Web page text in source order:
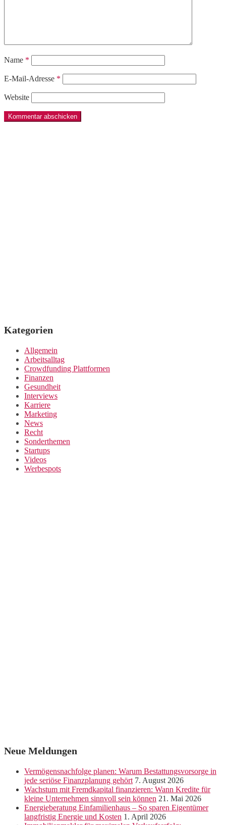
Name *
E-Mail-Adresse *
Website
Kategorien
Allgemein
Arbeitsalltag
Crowdfunding Plattformen
Finanzen
Gesundheit
Interviews
Karriere
Marketing
News
Recht
Sonderthemen
Startups
Videos
Werbespots
Neue Meldungen
Vermögensnachfolge planen: Warum Bestattungsvorsorge in
jede seriöse Finanzplanung gehört 7. August 2026
Wachstum mit Fremdkapital finanzieren: Wann Kredite für
kleine Unternehmen sinnvoll sein können 21. Mai 2026
Energieberatung Einfamilienhaus – So sparen Eigentümer
langfristig Energie und Kosten 1. April 2026